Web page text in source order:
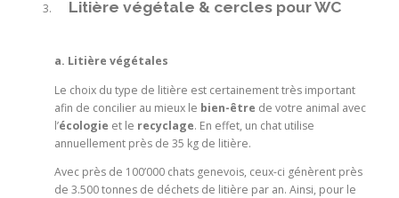
Litière végétale & cercles pour WC
a. Litière végétales
Le choix du type de litière est certainement très important
afin de concilier au mieux le bien-être de votre animal avec
l’écologie et le recyclage. En effet, un chat utilise
annuellement près de 35 kgde litière.
Avec près de 100’000 chats genevois, ceux-ci génèrent près
de 3.500 tonnes de déchets de litière par an. Ainsi, pour le